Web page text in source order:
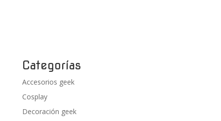
Categorías
Accesorios geek
Cosplay
Decoración geek